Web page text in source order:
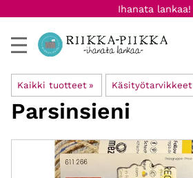
Ihanata lankaa!
Kaikki tuotteet ‪» Käsityötarvikkeet
Parsinsieni